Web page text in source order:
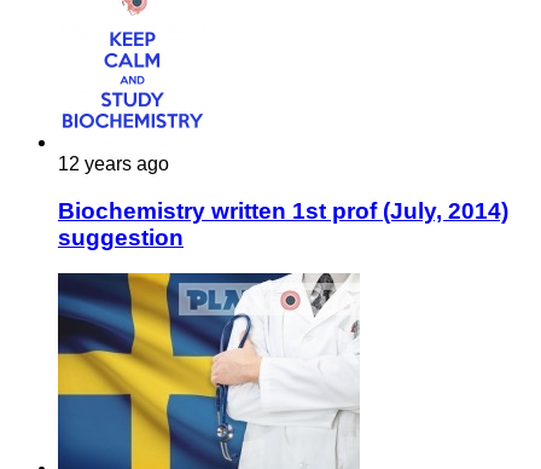
12 years ago
Biochemistry written 1st prof (July, 2014)
suggestion